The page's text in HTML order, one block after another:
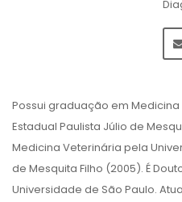
Possui graduação em
Estadual Paulista Júlio de
Medicina Veterinária pela
de Mesquita Filho (2005). É
Universidade de São Paulo.